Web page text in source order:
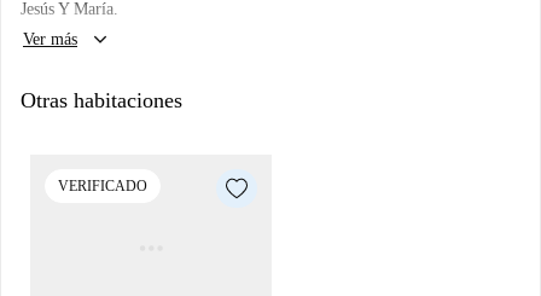
Jesús Y María.
Ver más
keyboard_arrow_down
Otras habitaciones
VERIFICADO